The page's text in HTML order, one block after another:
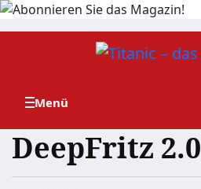
Zum
DeepFritz 2.0